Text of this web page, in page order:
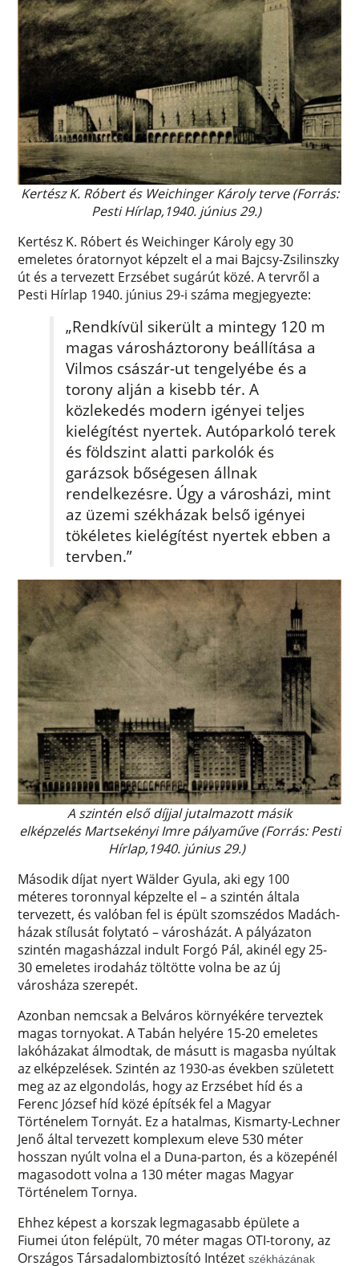
Kertész K. Róbert és Weichinger Károly terve (Forrás:
Pesti Hírlap,1940. június 29.)
Kertész K. Róbert és Weichinger Károly egy 30
emeletes óratornyot képzelt el a mai Bajcsy-Zsilinszky
út és a tervezett Erzsébet sugárút közé. A tervről a
Pesti Hírlap 1940. június 29-i száma megjegyezte:
„Rendkívül sikerült a mintegy 120 m
magas városháztorony be­állítása a
Vilmos császár-ut tengelyébe és a
torony alján a kisebb tér. A
közlekedés modern igényei teljes
kielégítést nyertek. Autóparkoló terek
és földszint alatti parkolók és
garázsok bőségesen állnak
rendelkezésre. Úgy a városházi, mint
az üzemi székházak belső igényei
tökéletes kielégítést nyertek ebben a
tervben.”
A szintén első díjjal jutalmazott másik
elképzelés Martsekényi Imre pályaműve (Forrás: Pesti
Hírlap,1940. június 29.)
Második díjat nyert Wälder Gyula, aki egy 100
méteres toronnyal képzelte el – a szintén általa
tervezett, és valóban fel is épült szomszédos Madách-
házak stílusát folytató – városházát. A pályázaton
szintén magasházzal indult Forgó Pál, akinél egy 25-
30 emeletes irodaház töltötte volna be az új
városháza szerepét.
Azonban nemcsak a Belváros környékére terveztek
magas tornyokat. A Tabán helyére 15-20 emeletes
lakóházakat álmodtak, de másutt is magasba nyúltak
az elképzelések. Szintén az 1930-as években született
meg az az elgondolás, hogy az Erzsébet híd és a
Ferenc József híd közé építsék fel a Magyar
Történelem Tornyát. Ez a hatalmas, Kismarty-Lechner
Jenő által tervezett komplexum eleve 530 méter
hosszan nyúlt volna el a Duna-parton, és a közepénél
magasodott volna a 130 méter magas Magyar
Történelem Tornya.
Ehhez képest a korszak legmagasabb épülete a
Fiumei úton felépült, 70 méter magas OTI-torony, az
Országos Társadalombiztosító Intézet székházának